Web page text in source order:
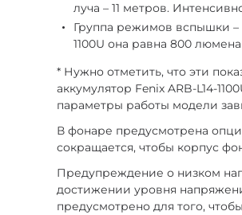
луча – 11 метров.
Группа режимов вспышки –
1100U она равна 800
* Нужно отметить, что эти
аккумулятор Fenix ARB-L14-
параметры работы модели
В фонаре предусмотрена
сокращается, чтобы корпус
Предупреждение о низком
достижении уровня
предусмотрено для того,